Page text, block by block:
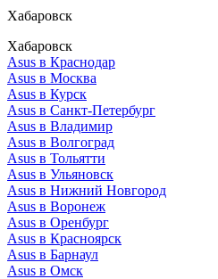
Хабаровск
Хабаровск
Asus в Краснодар
Asus в Москва
Asus в Курск
Asus в Санкт-Петербург
Asus в Владимир
Asus в Волгоград
Asus в Тольятти
Asus в Ульяновск
Asus в Нижний Новгород
Asus в Воронеж
Asus в Оренбург
Asus в Красноярск
Asus в Барнаул
Asus в Омск